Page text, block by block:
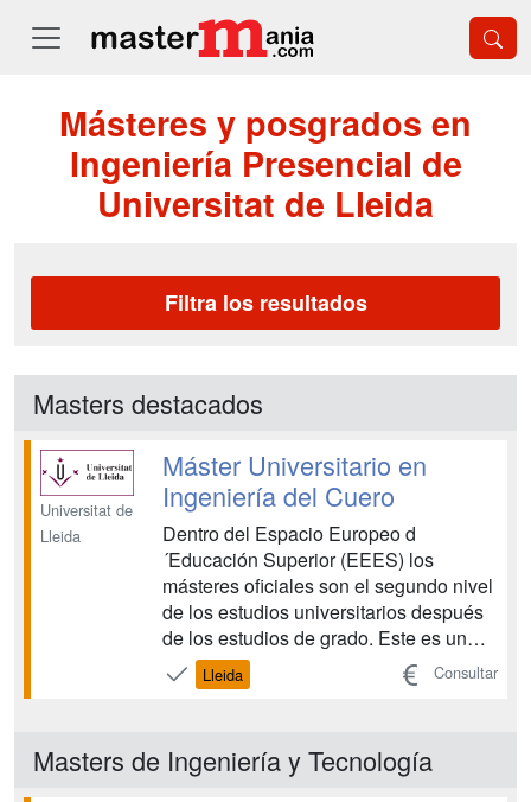
Másteres y posgrados en
Ingeniería Presencial de
Universitat de Lleida
Filtra los resultados
Masters destacados
Universitat de
Lleida
Máster Universitario en
Ingeniería del Cuero
Dentro del Espacio Europeo d
´Educación Superior (EEES) los
másteres oficiales son el segundo nivel
de los estudios universitarios después
de los estudios de grado. Este es un
título de máster europeo que permitirá
el ejercicio de la profesión en cualquier
mundial debido...
Lleida Consultar
Masters de Ingeniería y Tecnología